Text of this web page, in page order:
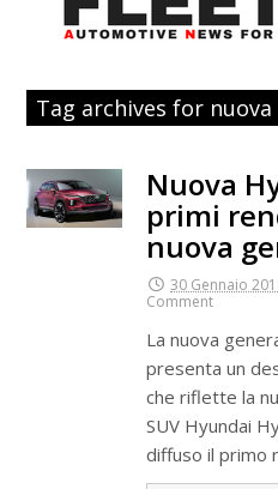
Tag archives for nuova
Nuova
primi
nuova
30 Gennaio
Comment
La nuova
presenta un
che riflette la
SUV Hyundai
diffuso il primo